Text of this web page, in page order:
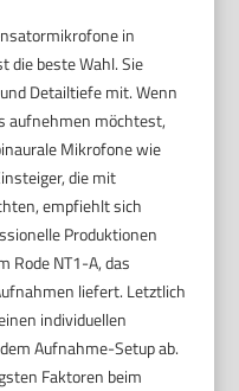
in
die beste Wahl. Sie
Detailtiefe mit. Wenn
aufnehmen möchtest,
Mikrofone wie
die mit
empfiehlt sich
Produktionen
Rode NT1-A, das
liefert. Letztlich
individuellen
Aufnahme-Setup ab.
Faktoren beim